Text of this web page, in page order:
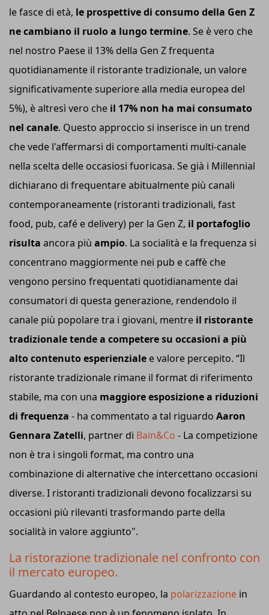
le fasce di età, le prospettive di consumo della Gen Z
ne cambiano il ruolo a lungo termine. Se è vero che
nel nostro Paese il 13% della Gen Z frequenta
quotidianamente il ristorante tradizionale, un valore
significativamente superiore alla media europea del
5%), è altresì vero che il 17% non ha mai consumato
nel canale. Questo approccio si inserisce in un trend
che vede l'affermarsi di comportamenti multi-canale
nella scelta delle occasiosi fuoricasa. Se già i Millennial
dichiarano di frequentare abitualmente più canali
contemporaneamente (ristoranti tradizionali, fast
food, pub, café e delivery) per la Gen Z, il portafoglio
risulta ancora più ampio. La socialità e la frequenza si
concentrano maggiormente nei pub e caffè che
vengono persino frequentati quotidianamente dai
consumatori di questa generazione, rendendolo il
canale più popolare tra i giovani, mentre il ristorante
tradizionale tende a competere su occasioni a più
alto contenuto esperienziale e valore percepito. “Il
ristorante tradizionale rimane il format di riferimento
stabile, ma con una maggiore esposizione a riduzioni
di frequenza - ha commentato a tal riguardo Aaron
Gennara Zatelli, partner di Bain&Co - La competizione
non è tra i singoli format, ma contro una
combinazione di alternative che intercettano occasioni
diverse. I ristoranti tradizionali devono focalizzarsi su
occasioni più rilevanti trasformando parte della
socialità in valore aggiunto".
La ristorazione tradizionale nel confronto con
il mercato europeo.
Guardando al contesto europeo, la polarizzazione in